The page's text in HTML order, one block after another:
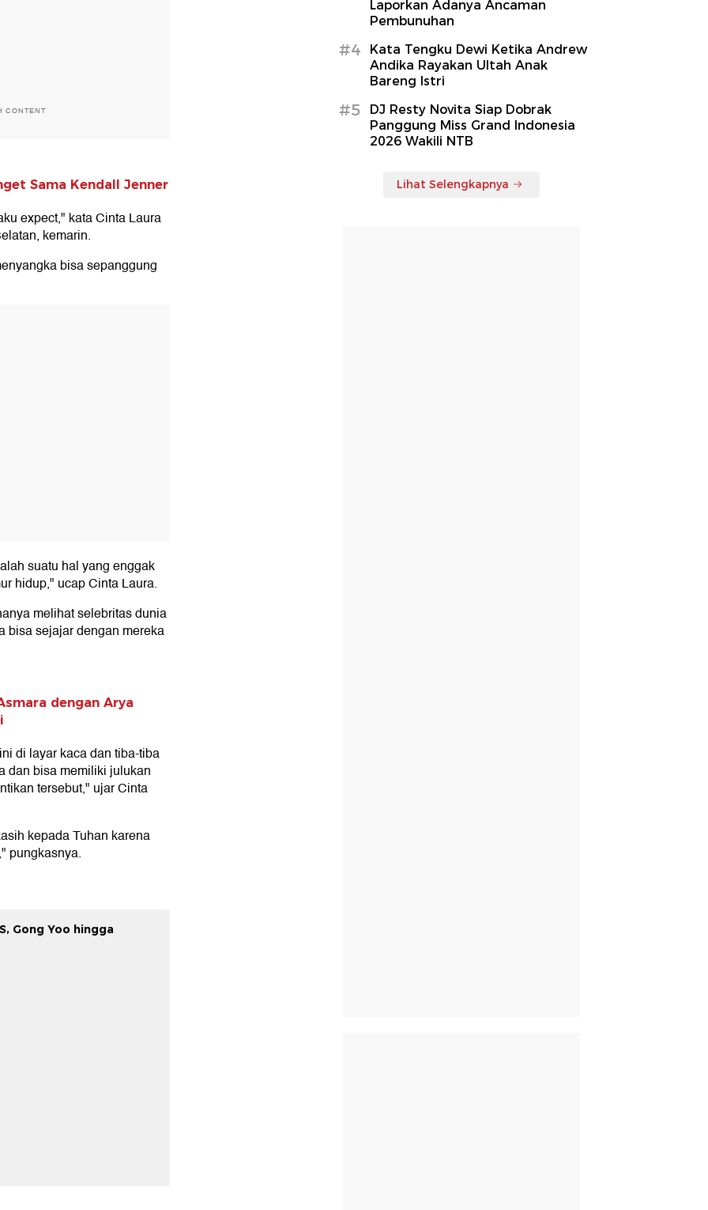
CONTENT
Sama Kendall Jenner
expect," kata Cinta Laura
kemarin.
bisa sepanggung
suatu hal yang enggak
hidup," ucap Cinta Laura.
melihat selebritas dunia
bisa sejajar dengan mereka
dengan Arya
di layar kaca dan tiba-tiba
dan bisa memiliki julukan
tersebut," ujar Cinta
kepada Tuhan karena
pungkasnya.
Gong Yoo hingga
Laporkan Adanya Ancaman
Pembunuhan
#4
Kata Tengku Dewi Ketika Andrew
Andika Rayakan Ultah Anak
Bareng Istri
#5
DJ Resty Novita Siap Dobrak
Panggung Miss Grand Indonesia
2026 Wakili NTB
Lihat Selengkapnya